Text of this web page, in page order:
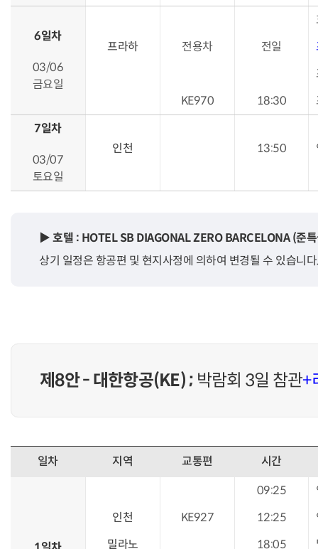
6일차
03/06
금요일
프라하
전용차 전일
KE970
18:30
7일차
03/07
토요일
인천 13:50
▶ 호텔 : HOTEL SB DIAGONAL ZERO BARCELONA (준
상기 일정은 항공편 및 현지사정에 의하여 변경될 수 있습니
제8안 - 대한항공(KE) ; 박람회 3일 참관+
일차 지역 교통편 시간
09:25
인천
KE927 12:25
밀라노
18:05